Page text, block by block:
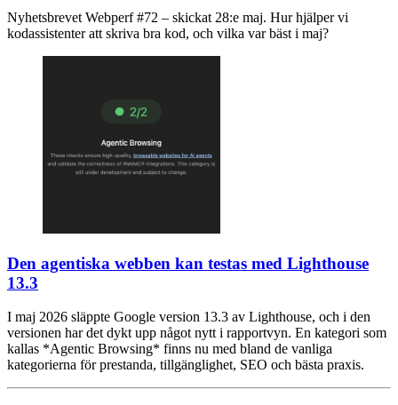
Nyhetsbrevet Webperf #72 – skickat 28:e maj. Hur hjälper vi
kodassistenter att skriva bra kod, och vilka var bäst i maj?
Den agentiska webben kan testas med Lighthouse
13.3
I maj 2026 släppte Google version 13.3 av Lighthouse, och i den
versionen har det dykt upp något nytt i rapportvyn. En kategori som
kallas *Agentic Browsing* finns nu med bland de vanliga
kategorierna för prestanda, tillgänglighet, SEO och bästa praxis.